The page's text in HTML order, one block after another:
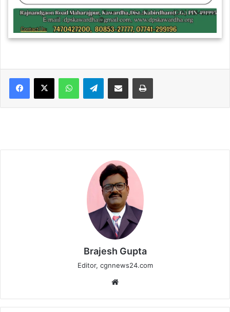
WhatsAppTelegramShare via Email Print
Brajesh Gupta
Editor, cgnnews24.com